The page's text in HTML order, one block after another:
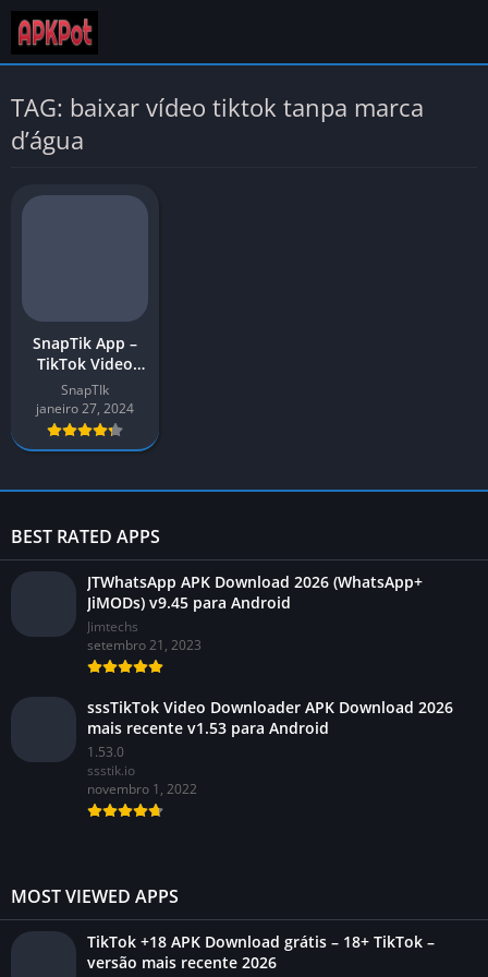
TAG: baixar vídeo tiktok tanpa marca
d’água
SnapTik App –
TikTok Video
Downloader sem
marca d’água |
APK para
Android
SnapTIk
janeiro 27, 2024
BEST RATED APPS
JTWhatsApp APK Download 2026 (WhatsApp+
JiMODs) v9.45 para Android
Jimtechs
setembro 21, 2023
sssTikTok Video Downloader APK Download 2026
mais recente v1.53 para Android
1.53.0
ssstik.io
novembro 1, 2022
MOST VIEWED APPS
TikTok +18 APK Download grátis – 18+ TikTok –
versão mais recente 2026